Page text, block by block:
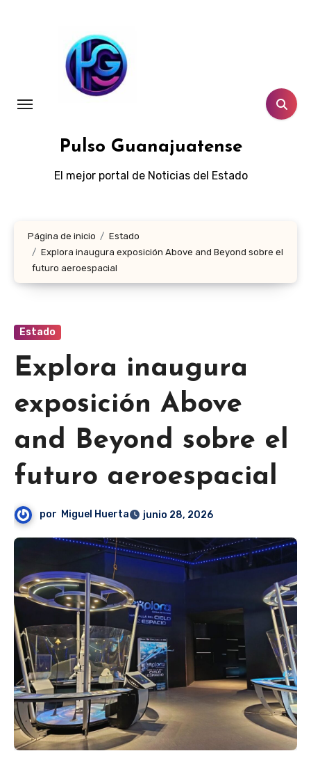
Pulso Guanajuatense
El mejor portal de Noticias del Estado
Página de inicio
Estado
Explora inaugura exposición Above and Beyond sobre el
futuro aeroespacial
Estado
Explora inaugura
exposición Above
and Beyond sobre el
futuro aeroespacial
por Miguel Huerta junio 28, 2026